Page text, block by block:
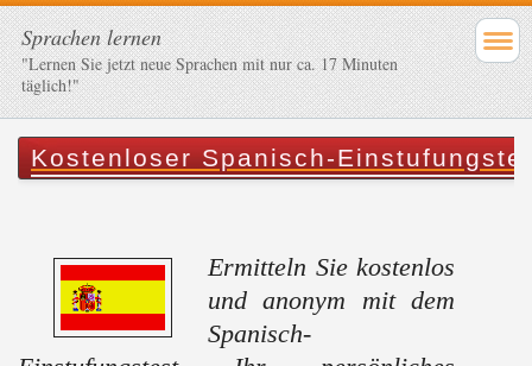
Sprachen lernen
"Lernen Sie jetzt neue Sprachen mit nur ca. 17 Minuten
täglich!"
Kostenloser Spanisch-
Ermitteln Sie kostenlos
und anonym mit dem
Spanisch-